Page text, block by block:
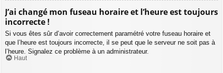
J’ai changé mon fuseau horaire et l’heure est toujours
incorrecte !
Si vous êtes sûr d’avoir correctement paramétré votre fuseau horaire et
que l’heure est toujours incorrecte, il se peut que le serveur ne soit pas à
l’heure. Signalez ce problème à un administrateur.
Haut